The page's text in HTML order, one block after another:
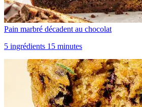
Pain marbré décadent au chocolat
5 ingrédients 15 minutes